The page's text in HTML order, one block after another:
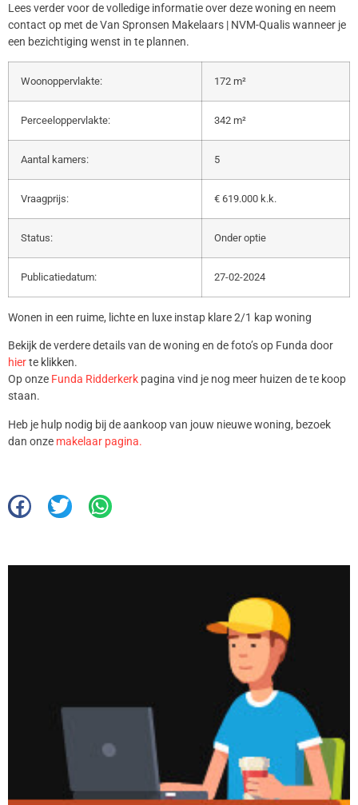
Lees verder voor de volledige informatie over deze woning en neem
contact op met de Van Spronsen Makelaars | NVM-Qualis wanneer je
een bezichtiging wenst in te plannen.
Woonoppervlakte: 172 m²
Perceeloppervlakte: 342 m²
Aantal kamers: 5
Vraagprijs: € 619.000 k.k.
Status: Onder optie
Publicatiedatum: 27-02-2024
Wonen in een ruime, lichte en luxe instap klare 2/1 kap woning
Bekijk de verdere details van de woning en de foto’s op Funda door
hierte klikken.
Op onze Funda Ridderkerk pagina vind je nog meer huizen de te koop
staan.
Heb je hulp nodig bij de aankoop van jouw nieuwe woning, bezoek
dan onze makelaar pagina.